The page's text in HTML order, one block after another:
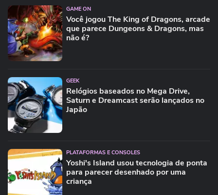
GAME ON
Você jogou The King of Dragons, arcade
que parece Dungeons & Dragons, mas
não é?
GEEK
Relógios baseados no Mega Drive,
Saturn e Dreamcast serão lançados no
Japão
PLATAFORMAS E CONSOLES
Yoshi's Island usou tecnologia de ponta
para parecer desenhado por uma
criança